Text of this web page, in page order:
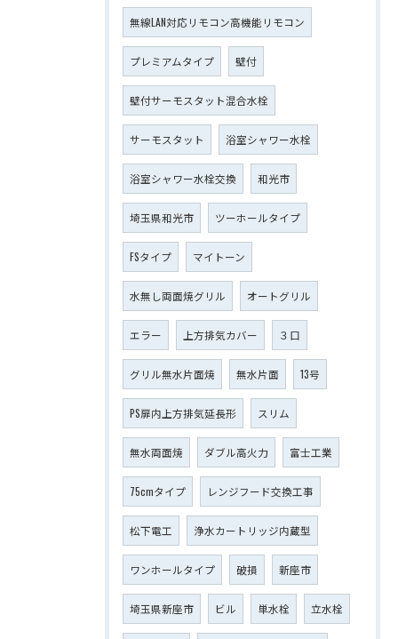
無線LAN対応リモコン高機能リモコン
プレミアムタイプ 壁付
壁付サーモスタット混合水栓
サーモスタット 浴室シャワー水栓
浴室シャワー水栓交換 和光市
埼玉県和光市 ツーホールタイプ
FSタイプ マイトーン
水無し両面焼グリル オートグリル
エラー 上方排気カバー ３口
グリル無水片面焼 無水片面 13号
PS扉内上方排気延長形 スリム
無水両面焼 ダブル高火力 富士工業
75cmタイプ レンジフード交換工事
松下電工 浄水カートリッジ内蔵型
ワンホールタイプ 破損 新座市
埼玉県新座市 ビル 単水栓 立水栓